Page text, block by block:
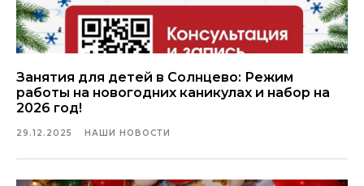
Занятия для детей в Солнцево: Режим
работы на новогодних каникулах и набор на
2026 год!
29.12.2025 НАШИ НОВОСТИ